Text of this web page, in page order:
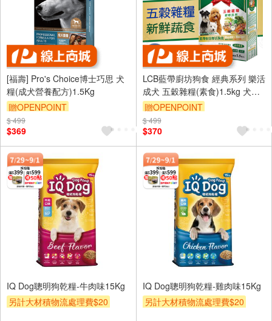
[福壽] Pro's Choice博士巧思 犬
糧(成犬營養配方)1.5Kg
贈OPENPOINT
訂單滿999享95折
$ 499
$369
LCB藍帶廚坊狗食 經典系列 樂活
成犬 五穀雜糧(素食)1.5kg 犬糧
飼料 全犬適用
贈OPENPOINT
$ 499
$370
IQ Dog聰明狗乾糧-牛肉味15Kg
另計大材積物流處理費$20
IQ Dog聰明狗乾糧-雞肉味15Kg
另計大材積物流處理費$20